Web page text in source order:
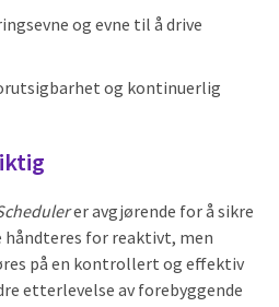
og evne til å drive
og kontinuerlig
er avgjørende for å sikre
håndteres for reaktivt, men
på en kontrollert og effektiv
etterlevelse av forebyggende